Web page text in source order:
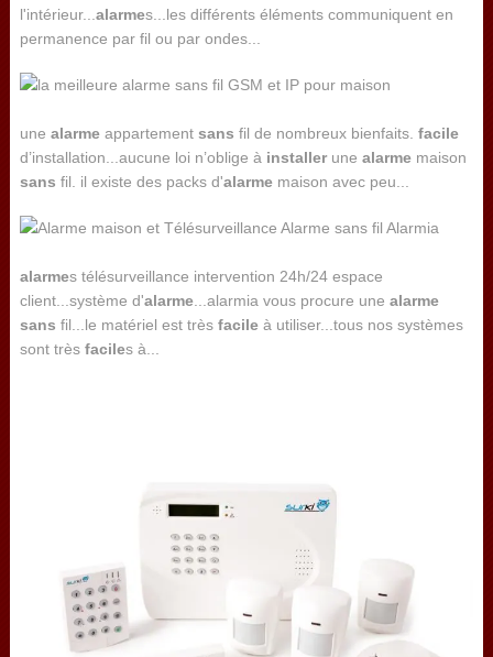
l'intérieur... alarmes...les différents éléments communiquent en
permanence par fil ou par ondes...
une alarmeappartement sans fil de nombreux bienfaits. facile
d’installation...aucune loi n’oblige à installerune alarmemaison
sans fil. il existe des packs d'alarmemaison avec peu...
alarmes télésurveillance intervention 24h/24 espace
client...système d'alarme...alarmia vous procure une alarme
sans fil...le matériel est très facileà utiliser...tous nos systèmes
sont très faciles à...